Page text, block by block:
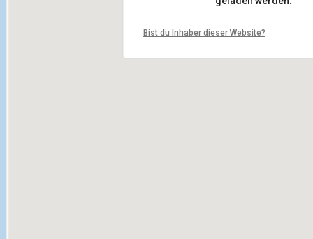
Bist du Inhaber dieser Website?